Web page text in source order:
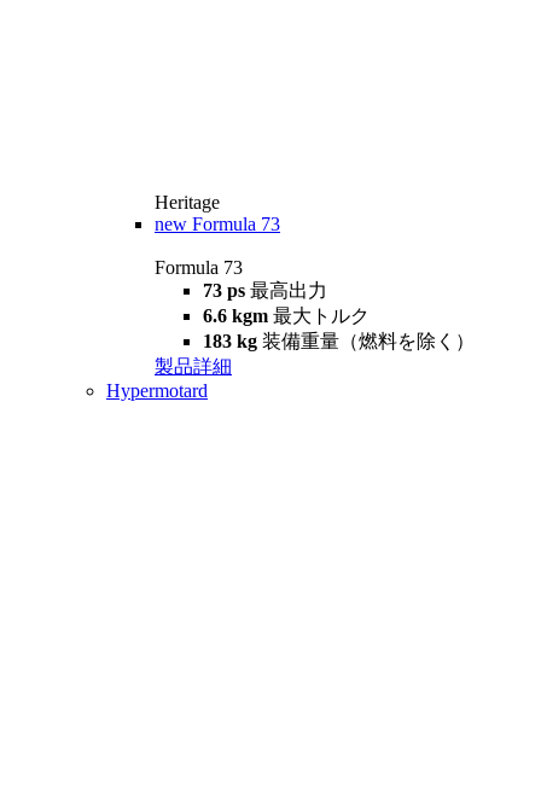
Heritage
new Formula 73
Formula 73
73 ps 最高出力
6.6 kgm 最大トルク
183 kg 装備重量（燃料を除く）
製品詳細
Hypermotard